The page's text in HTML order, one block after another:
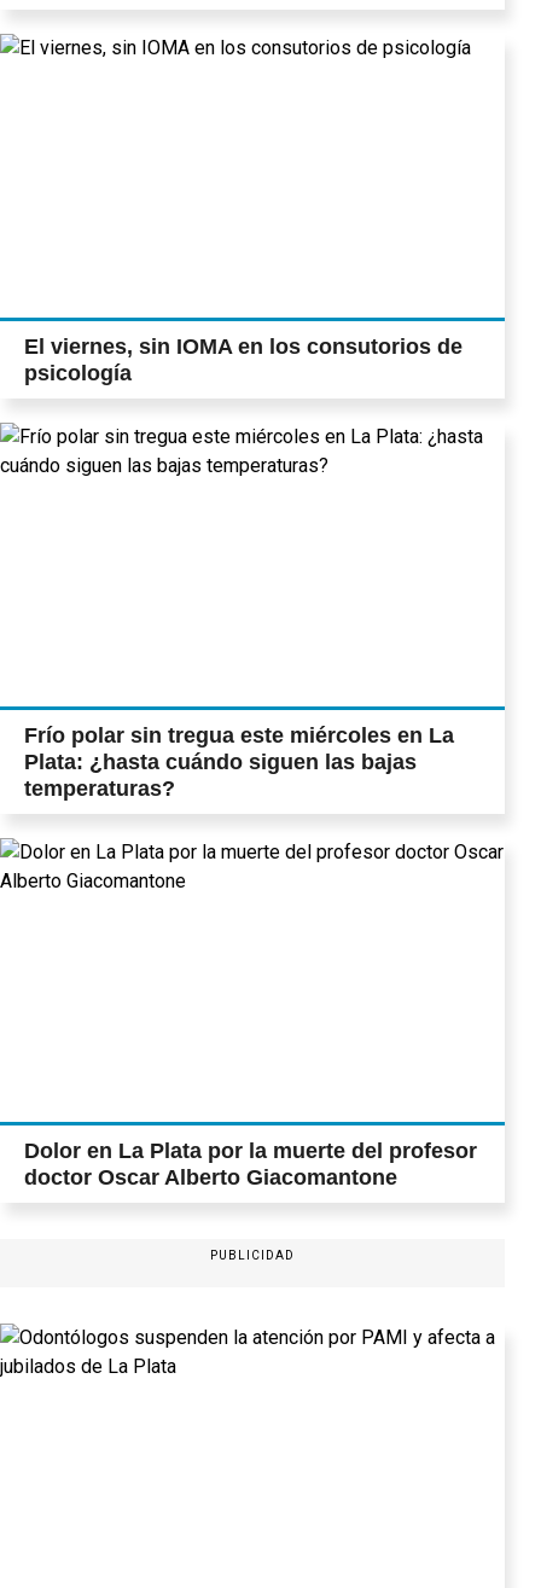
El viernes, sin IOMA en los consutorios de
psicología
Frío polar sin tregua este miércoles en La
Plata: ¿hasta cuándo siguen las bajas
temperaturas?
Dolor en La Plata por la muerte del profesor
doctor Oscar Alberto Giacomantone
PUBLICIDAD